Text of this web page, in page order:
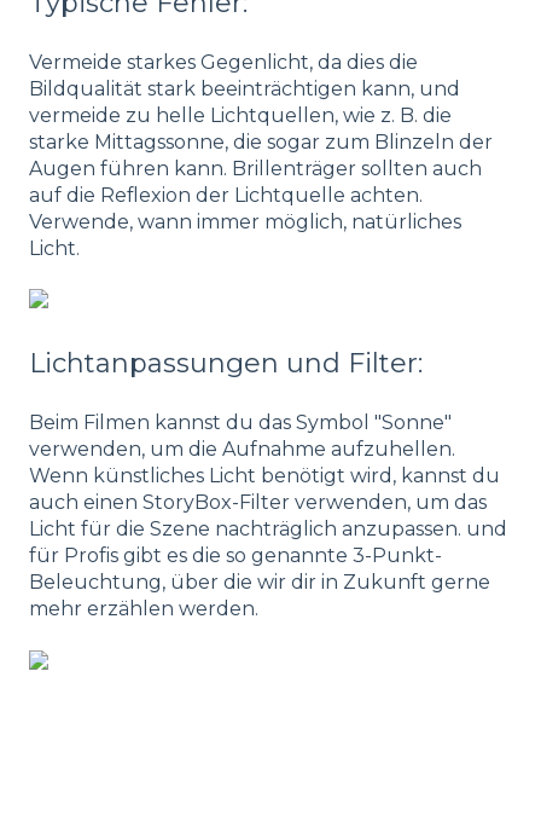
Vermeide starkes Gegenlicht, da dies die
Bildqualität stark beeinträchtigen kann, und
vermeide zu helle Lichtquellen, wie z. B. die
starke Mittagssonne, die sogar zum Blinzeln der
Augen führen kann. Brillenträger sollten auch
auf die Reflexion der Lichtquelle achten.
Verwende, wann immer möglich, natürliches
Licht.
Lichtanpassungen und Filter:
Beim Filmen kannst du das Symbol "Sonne"
verwenden, um die Aufnahme aufzuhellen.
Wenn künstliches Licht benötigt wird, kannst du
auch einen StoryBox-Filter verwenden, um das
Licht für die Szene nachträglich anzupassen. und
für Profis gibt es die so genannte 3-Punkt-
Beleuchtung, über die wir dir in Zukunft gerne
mehr erzählen werden.